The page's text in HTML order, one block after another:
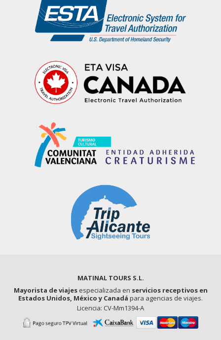
MATINAL TOURS S.L.
Mayorista de viajesespecializada en servicios receptivos en
Estados Unidos, México y Canadá para agencias de viajes.
Licencia: CV-Mm1394-A